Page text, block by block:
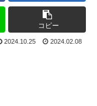
コピー
2024.10.25 2024.02.08